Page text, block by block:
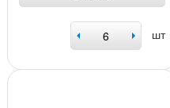
шт